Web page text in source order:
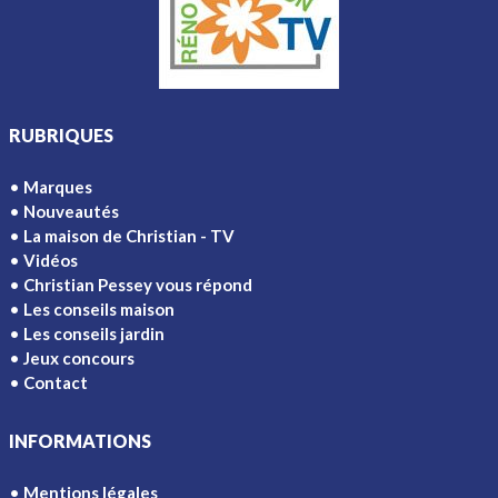
RUBRIQUES
Marques
Nouveautés
La maison de Christian - TV
Vidéos
Christian Pessey vous répond
Les conseils maison
Les conseils jardin
Jeux concours
Contact
INFORMATIONS
Mentions légales